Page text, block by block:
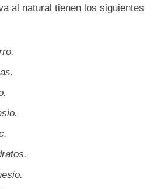
al natural tienen los siguientes